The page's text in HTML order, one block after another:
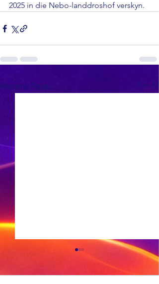
2025 in die Nebo-landdroshof verskyn.
Recent Posts See All